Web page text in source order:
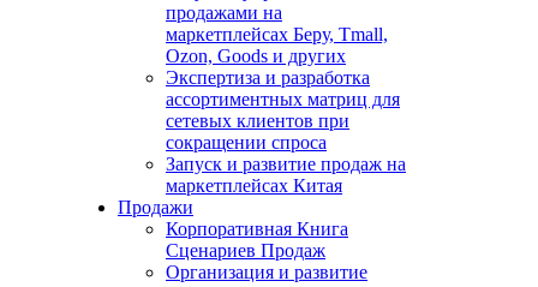
продажами на
маркетплейсах Беру, Tmall,
Ozon, Goods и других
Экспертиза и разработка
ассортиментных матриц для
сетевых клиентов при
сокращении спроса
Запуск и развитие продаж на
маркетплейсах Китая
Продажи
Корпоративная Книга
Сценариев Продаж
Организация и развитие